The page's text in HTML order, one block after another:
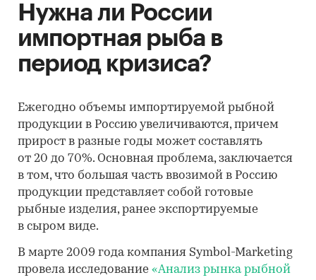
Нужна ли России
импортная рыба в
период кризиса?
Ежегодно объемы импортируемой рыбной
продукции в Россию увеличиваются, причем
прирост в разные годы может составлять
от 20 до 70%. Основная проблема, заключается
в том, что большая часть ввозимой в Россию
продукции представляет собой готовые
рыбные изделия, ранее экспортируемые
в сыром виде.
В марте 2009 года компания Symbol-Marketing
провела исследование «Анализ рынка рыбной